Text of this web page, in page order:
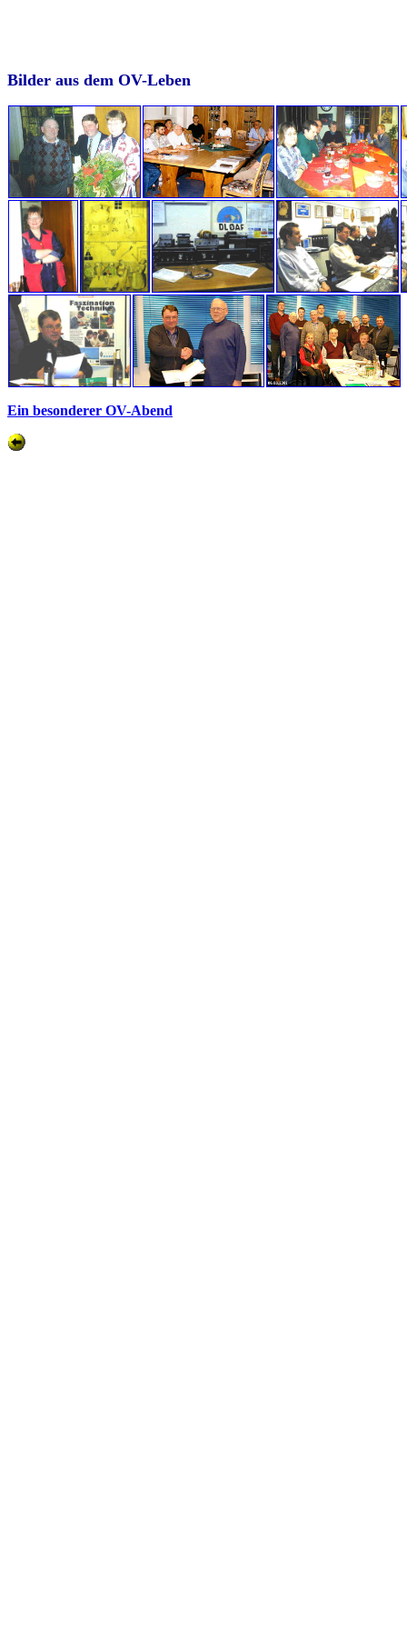
Bilder aus dem OV-Leben
Ein besonderer OV-Abend